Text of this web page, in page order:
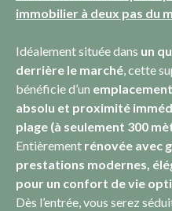
immobilier à deux pas du
Idéalement située dans un
derrière le marché, cette
bénéficie d’un
absolu et proximité
plage (à seulement 300
Entièrement rénovée avec
prestations modernes,
pour un confort de vie
Dès l’entrée, vous serez